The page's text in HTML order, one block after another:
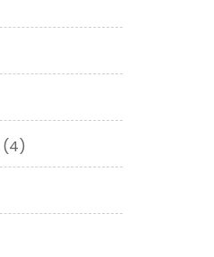
(4)